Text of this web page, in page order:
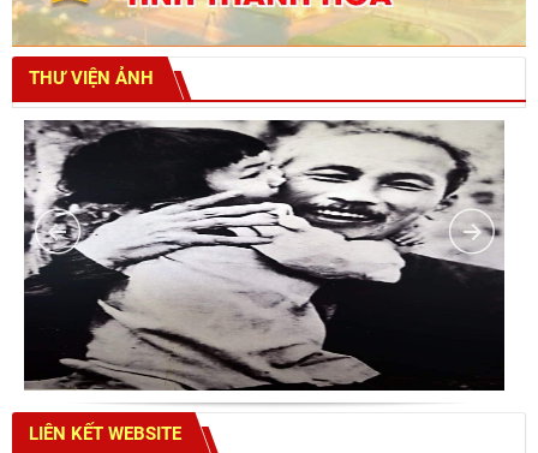
THƯ VIỆN ẢNH
LIÊN KẾT WEBSITE